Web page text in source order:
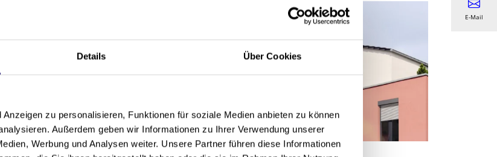
Details Über Cookies
zu personalisieren, Funktionen für soziale Medien anbieten zu können
Außerdem geben wir Informationen zu Ihrer Verwendung unserer
Werbung und Analysen weiter. Unsere Partner führen diese Informationen
E-Mail